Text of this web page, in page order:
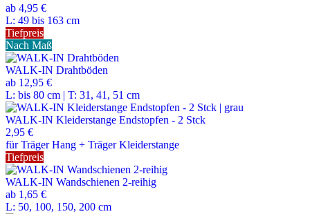
ab 4,95 €
L: 49 bis 163 cm
Tiefpreis
Nach Maß
WALK-IN Drahtböden
ab 12,95 €
L: bis 80 cm | T: 31, 41, 51 cm
WALK-IN Kleiderstange Endstopfen - 2 Stck
2,95 €
für Träger Hang + Träger Kleiderstange
Tiefpreis
WALK-IN Wandschienen 2-reihig
ab 1,65 €
L: 50, 100, 150, 200 cm